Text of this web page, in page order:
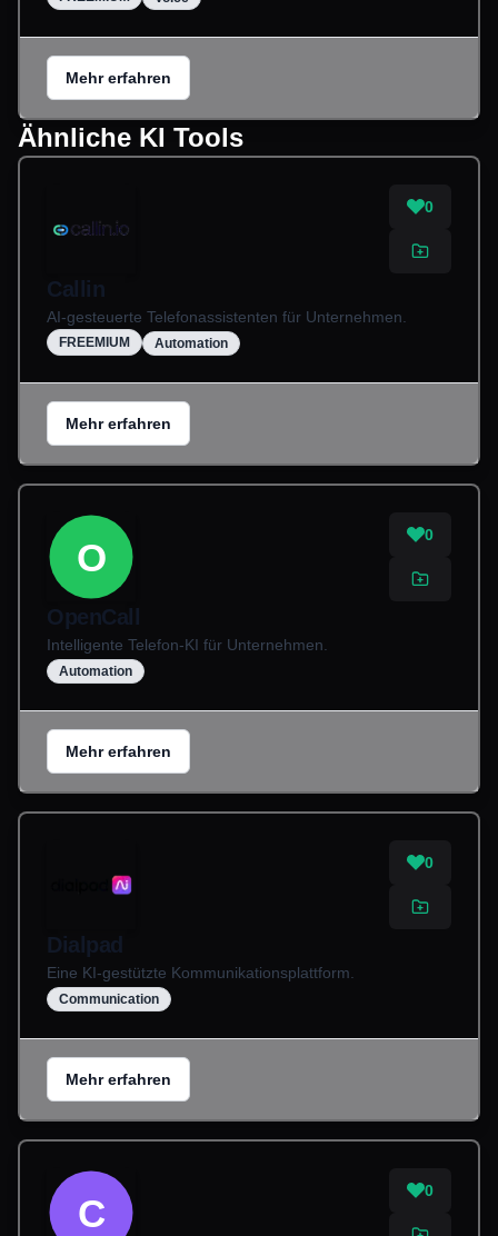
Mehr erfahren
Ähnliche KI Tools
0
Callin
AI-gesteuerte Telefonassistenten für Unternehmen.
FREEMIUM Automation
Mehr erfahren
O
0
OpenCall
Intelligente Telefon-KI für Unternehmen.
Automation
Mehr erfahren
0
Dialpad
Eine KI-gestützte Kommunikationsplattform.
Communication
Mehr erfahren
C
0